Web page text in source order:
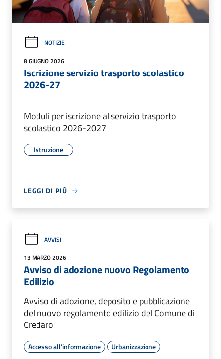
NOTIZIE
8 GIUGNO 2026
Iscrizione servizio trasporto scolastico
2026-27
Moduli per iscrizione al servizio trasporto
scolastico 2026-2027
Istruzione
LEGGI DI PIÙ
AVVISI
13 MARZO 2026
Avviso di adozione nuovo Regolamento
Edilizio
Avviso di adozione, deposito e pubblicazione
del nuovo regolamento edilizio del Comune di
Credaro
Accesso all'informazione Urbanizzazione